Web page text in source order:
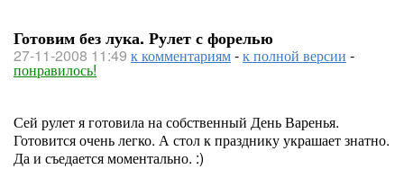
Готовим без лука. Рулет с форелью
27-11-2008 11:49 к комментариям-к полной версии -
понравилось!
Сей рулет я готовила на собственный День Варенья.
Готовится очень легко. А стол к празднику украшает знатно.
Да и съедается моментально. :)